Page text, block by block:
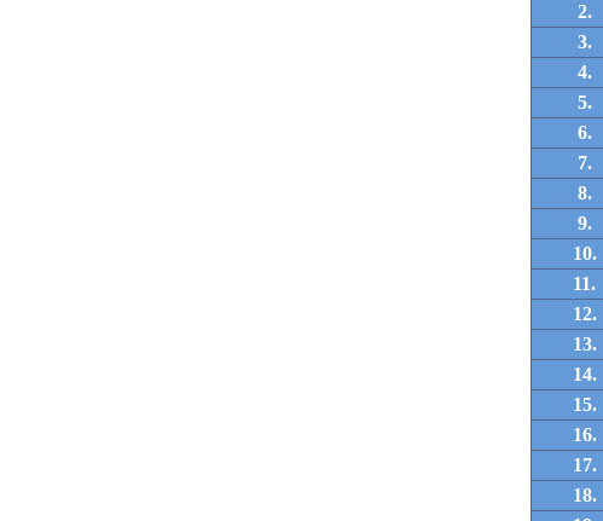
2.
3.
4.
5.
6.
7.
8.
9.
10.
11.
12.
13.
14.
15.
16.
17.
18.